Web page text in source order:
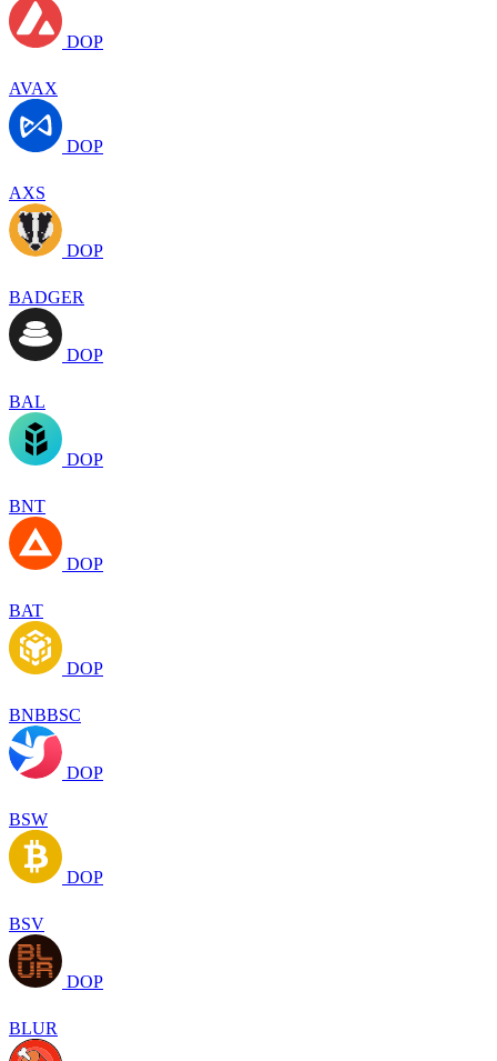
DOP
AVAX
DOP
AXS
DOP
BADGER
DOP
BAL
DOP
BNT
DOP
BAT
DOP
BNBBSC
DOP
BSW
DOP
BSV
DOP
BLUR